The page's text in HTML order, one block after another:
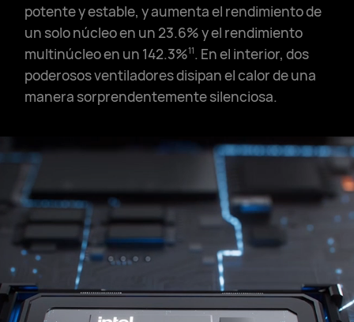
potente y estable, y aumenta el rendimiento de
un solo núcleo en un 23.6% y el rendimiento
multinúcleo en un 142.3%11. En el interior, dos
poderosos ventiladores disipan el calor de una
manera sorprendentemente silenciosa.